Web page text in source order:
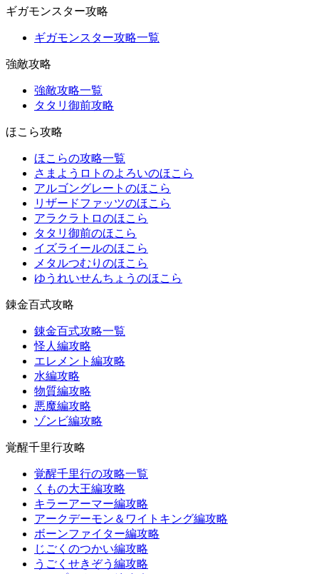
ギガモンスター攻略
ギガモンスター攻略一覧
強敵攻略
強敵攻略一覧
タタリ御前攻略
ほこら攻略
ほこらの攻略一覧
さまようロトのよろいのほこら
アルゴングレートのほこら
リザードファッツのほこら
アラクラトロのほこら
タタリ御前のほこら
イズライールのほこら
メタルつむりのほこら
ゆうれいせんちょうのほこら
錬金百式攻略
錬金百式攻略一覧
怪人編攻略
エレメント編攻略
水編攻略
物質編攻略
悪魔編攻略
ゾンビ編攻略
覚醒千里行攻略
覚醒千里行の攻略一覧
くもの大王編攻略
キラーアーマー編攻略
アークデーモン＆ワイトキング編攻略
ボーンファイター編攻略
じごくのつかい編攻略
うごくせきぞう編攻略